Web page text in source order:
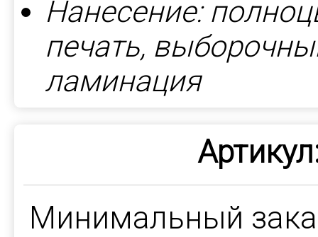
Нанесение:
печать,
ламинация
Минимальный